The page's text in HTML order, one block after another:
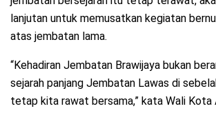
lanjutan untuk memusatkan kegiatan
atas jembatan lama.
“Kehadiran Jembatan Brawijaya bukan
sejarah panjang Jembatan Lawas di
tetap kita rawat bersama,” kata Wali Kota